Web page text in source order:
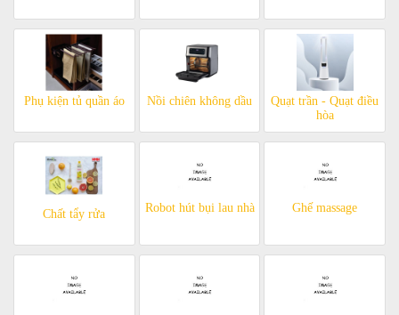
Phụ kiện tủ quần áo Nồi chiên không dầu
Quạt trần - Quạt điều
hòa
Chất tẩy rửa Robot hút bụi lau nhà Ghế massage